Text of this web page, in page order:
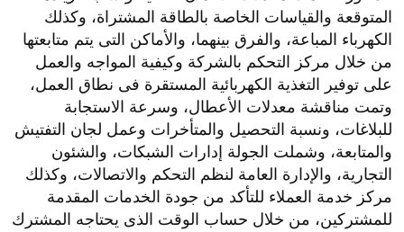
المتوقعة والقياسات الخاصة بالطاقة المشتراة، وكذلك
الكهرباء المباعة، والفرق بينهما، والأماكن التى يتم متابعتها
من خلال مركز التحكم بالشركة وكيفية المواجه والعمل
على توفير التغذية الكهربائية المستقرة فى نطاق العمل،
وتمت مناقشة معدلات الأعطال، وسرعة الاستجابة
للبلاغات، ونسبة التحصيل والمتأخرات وعمل لجان التفتيش
والمتابعة، وشملت الجولة إدارات الشبكات، والشئون
التجارية، والإدارة العامة لنظم التحكم والاتصالات، وكذلك
مركز خدمة العملاء للتأكد من جودة الخدمات المقدمة
للمشتركين، من خلال حساب الوقت الذى يحتاجه المشترك